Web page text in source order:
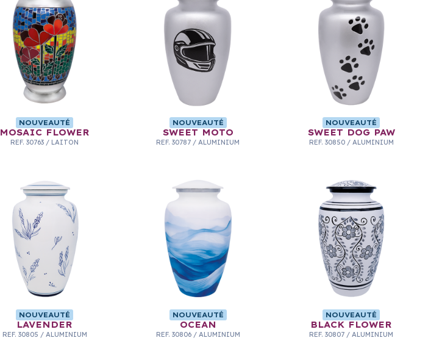
NOUVEAUTÉ
MOSAIC FLOWER
REF. 30763 / LAITON
NOUVEAUTÉ
SWEET MOTO
REF. 30787 / ALUMINIUM
NOUVEAUTÉ
SWEET DOG PAW
REF. 30850 / ALUMINIUM
NOUVEAUTÉ
LAVENDER
REF. 30805 / ALUMINIUM
NOUVEAUTÉ
OCEAN
REF. 30806 / ALUMINIUM
NOUVEAUTÉ
BLACK FLOWER
REF. 30807 / ALUMINIUM